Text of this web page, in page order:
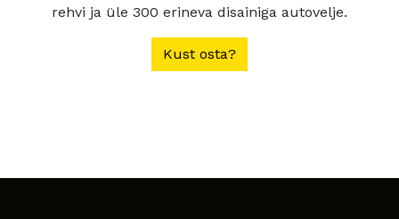
rehvi ja üle 300 erineva disainiga autovelje.
Kust osta?